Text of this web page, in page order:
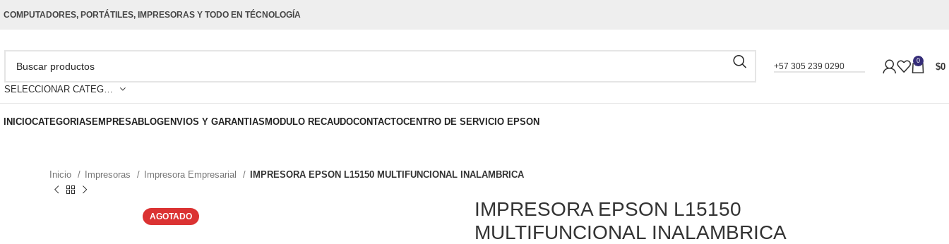
COMPUTADORES, PORTÁTILES, IMPRESORAS Y TODO EN TÉCNOLOGÍA
SELECCIONAR CATEGORÍA
+57 305 239 0290
0
$0
INICIOCATEGORIASEMPRESABLOGENVIOS Y GARANTIASMODULO RECAUDOCONTACTOCENTRO DE SERVICIO EPSON
Inicio Impresoras Impresora Empresarial IMPRESORA EPSON L15150 MULTIFUNCIONAL INALAMBRICA
AGOTADO
IMPRESORA EPSON L15150
MULTIFUNCIONAL INALAMBRICA